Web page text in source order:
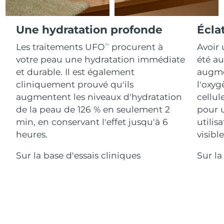
Une hydratation profonde
Les traitements UFOTM
procurent à
votre peau une hydratation immédiate
et durable. Il est également
cliniquement prouvé qu'ils
augmentent les niveaux d'hydratation
de la peau de 126 % en seulement 2
min, en conservant l'effet jusqu'à 6
heures.
Sur la base d'essais cliniques
Avoir
été
pour
Sur
For healthy hair
18% PAP
Cosmétiques Hommes
Acheter tout
FOREO APP
À PROPROS
Israël Livraison estimée
Italie Livraison estimée 8/9/26
Japon Livraison estimée8/12/26
Jersey Livraison estimée 8/14/26
Kazakhstan Livraison estimée 8/11/26
Koweït Livraison estimée 8/9/26
Lettonie Livraison estimée 8/9/26